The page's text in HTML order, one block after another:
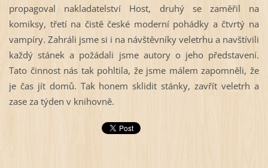
propagoval nakladatelství Host, druhý se zaměřil na
komiksy, třetí na čistě české moderní pohádky a čtvrtý na
vampíry. Zahráli jsme si i na návštěvníky veletrhu a navštívili
každý stánek a požádali jsme autory o jeho představení.
Tato činnost nás tak pohltila, že jsme málem zapomněli, že
je čas jít domů. Tak honem sklidit stánky, zavřít veletrh a
zase za týden v knihovně.